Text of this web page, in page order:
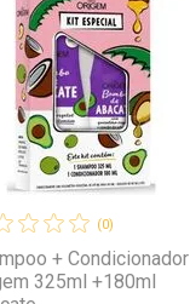
(0)
+ Condicionador
325ml +180ml